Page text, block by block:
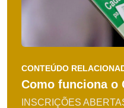
CONTEÚDO
Como funciona o
INSCRIÇÕES